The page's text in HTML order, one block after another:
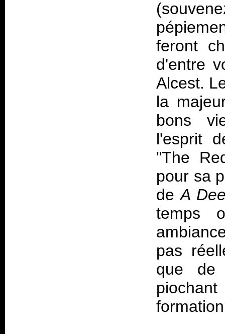
feront
d'entre
Alcest.
la
bons
l'esprit
"The
pour sa
deA
temps
pas
que de